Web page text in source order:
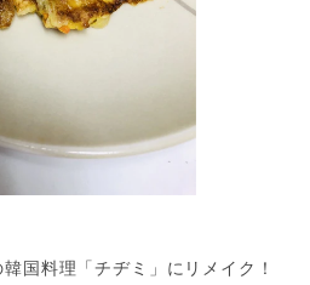
国料理「チヂミ」にリメイク！